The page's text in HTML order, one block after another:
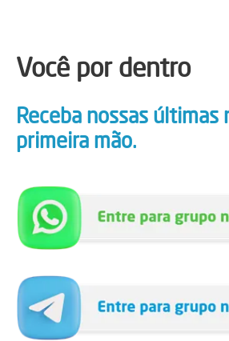
Você por dentro
Receba nossas últimas
primeira mão.